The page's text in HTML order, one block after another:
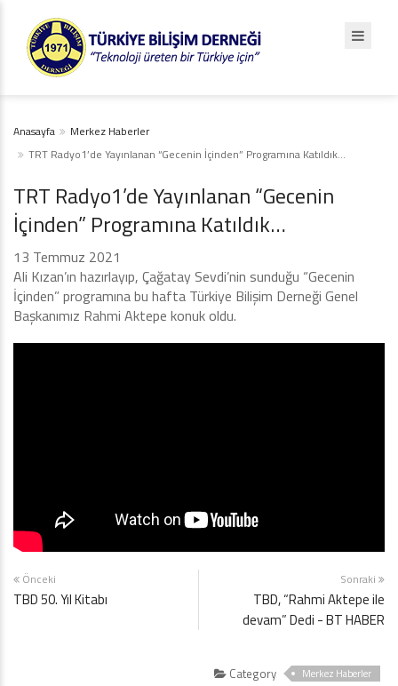
Anasayfa
Merkez Haberler
TRT Radyo1’de Yayınlanan “Gecenin İçinden” Programına Katıldık…
TRT Radyo1’de Yayınlanan “Gecenin
İçinden” Programına Katıldık…
13 Temmuz 2021
Ali Kızan’ın hazırlayıp, Çağatay Sevdi’nin sunduğu “Gecenin
İçinden” programına bu hafta Türkiye Bilişim Derneği Genel
Başkanımız Rahmi Aktepe konuk oldu.
Önceki
TBD 50. Yıl Kitabı
Sonraki
TBD, “Rahmi Aktepe ile
devam” Dedi - BT HABER
Category Merkez Haberler